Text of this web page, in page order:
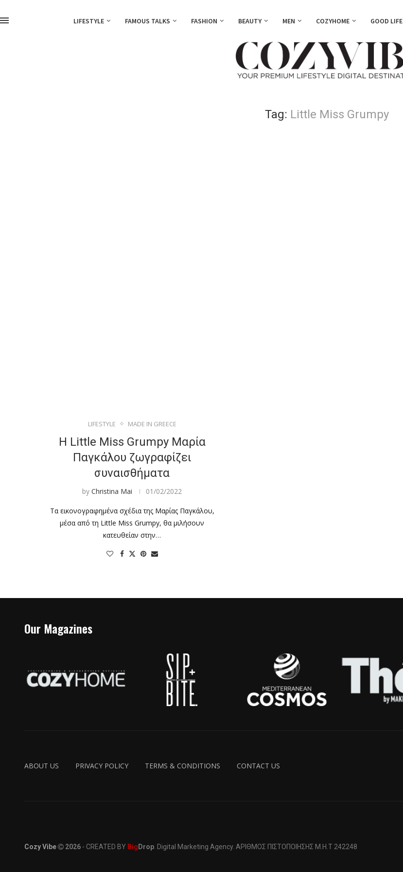
LIFESTYLE FAMOUS TALKS FASHION BEAUTY MEN COZYHOME GOOD LIFE
Tag: Little Miss Grumpy
LIFESTYLE MADE IN GREECE
Η Little Miss Grumpy Μαρία
Παγκάλου ζωγραφίζει
συναισθήματα
byChristina Mai 01/02/2022
Τα εικονογραφημένα σχέδια της Μαρίας Παγκάλου,
μέσα από τη Little Miss Grumpy, θα μιλήσουν
κατευθείαν στην…
Our Magazines
ABOUT US PRIVACY POLICY TERMS & CONDITIONS CONTACT US
Cozy Vibe 2026 - CREATED BY Big Drop . Digital Marketing Agency. ΑΡΙΘΜΟΣ ΠΙΣΤΟΠΟΙΗΣΗΣ Μ.Η.Τ 242248